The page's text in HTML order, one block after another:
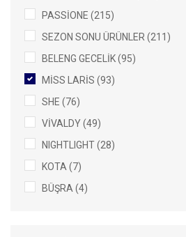
PASSİONE (215)
SEZON SONU ÜRÜNLER (211)
BELENG GECELİK (95)
MİSS LARİS (93)
SHE (76)
VİVALDY (49)
NIGHTLIGHT (28)
KOTA (7)
BÜŞRA (4)